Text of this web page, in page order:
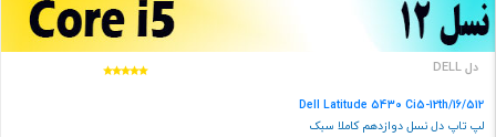
دل DELL
Dell Latitude 5430 Ci5-12th/16/512
لپ تاپ دل نسل دوازدهم کاملا سبک